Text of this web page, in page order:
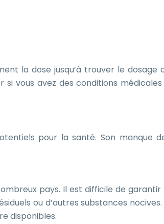
la dose jusqu’à trouver le dosage
vous avez des conditions
pour la santé. Son manque
pays. Il est difficile de
ou d’autres substances
disponibles.